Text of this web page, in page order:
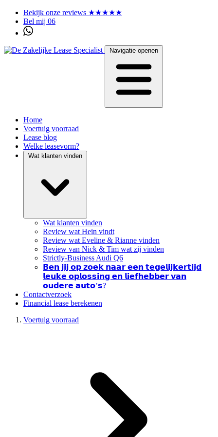
Bekijk onze reviews ★★★★★
Bel mij 06
Navigatie openen
Home
Voertuig voorraad
Lease blog
Welke leasevorm?
Wat klanten vinden
Wat klanten vinden
Review wat Hein vindt
Review wat Eveline & Rianne vinden
Review van Nick & Tim wat zij vinden
Strictly-Business Audi Q6
𝗕𝗲𝗻 𝗷𝗶𝗷 𝗼𝗽 𝘇𝗼𝗲𝗸 𝗻𝗮𝗮𝗿 𝗲𝗲𝗻 𝘁𝗲𝗴𝗲𝗹𝗶𝗷𝗸𝗲𝗿𝘁𝗶𝗷𝗱
𝗹𝗲𝘂𝗸𝗲 𝗼𝗽𝗹𝗼𝘀𝘀𝗶𝗻𝗴 𝗲𝗻 𝗹𝗶𝗲𝗳𝗵𝗲𝗯𝗯𝗲𝗿 𝘃𝗮𝗻
𝗼𝘂𝗱𝗲𝗿𝗲 𝗮𝘂𝘁𝗼’𝘀?
Contactverzoek
Financial lease berekenen
Voertuig voorraad